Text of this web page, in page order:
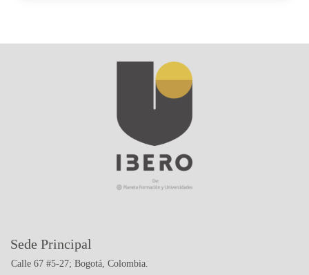
Sede Principal
Calle 67 #5-27; Bogotá, Colombia.